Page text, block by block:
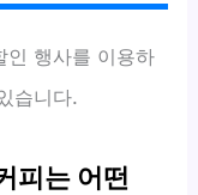
인 행사를 이용하
습니다.
피는 어떤